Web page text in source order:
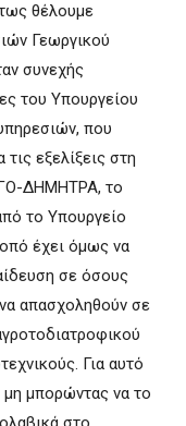
θέλουμε
Γεωργικού
συνεχής
του Υπουργείου
που
εξελίξεις στη
ΔΗΜΗΤΡΑ, το
το Υπουργείο
έχει όμως να
σε όσους
απασχοληθούν σε
Για αυτό
μπορώντας να το